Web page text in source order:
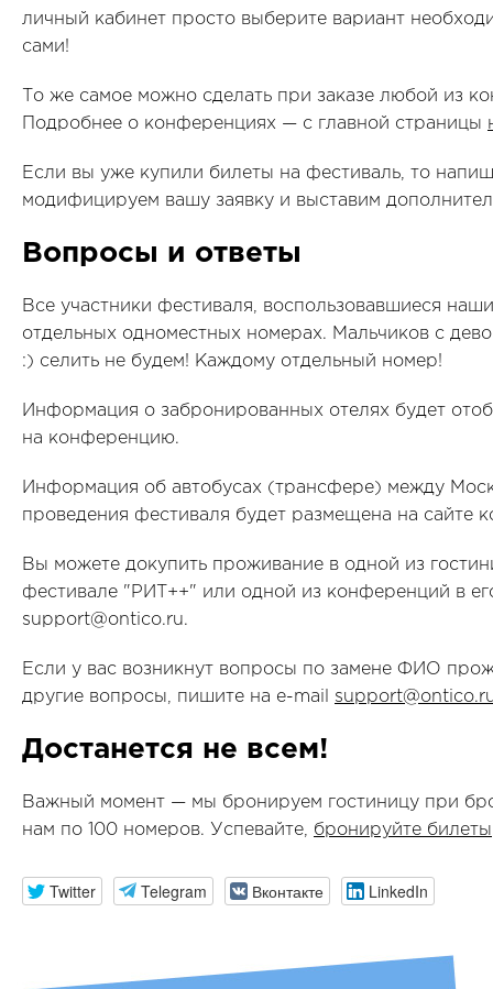
личный кабинет просто выберите вариант
сами!
То же самое можно сделать при заказе любой из
Подробнее о конференциях — с главной страницы
Если вы уже купили билеты на фестиваль, то
модифицируем вашу заявку и выставим
Вопросы и ответы
Все участники фестиваля, воспользовавшиеся
отдельных одноместных номерах. Мальчиков с
:) селить не будем! Каждому отдельный номер!
Информация о забронированных отелях будет
на конференцию.
Информация об автобусах (трансфере) между
проведения фестиваля будет размещена на сайте
Вы можете докупить проживание в одной из
фестивале "РИТ++" или одной из конференций в
support@ontico.ru.
Если у вас возникнут вопросы по замене ФИО
другие вопросы, пишите на e-mail
Достанется не всем!
Важный момент — мы бронируем гостиницу при
нам по 100 номеров. Успевайте, бронируйте билеты
Twitter Telegram Вконтакте LinkedIn